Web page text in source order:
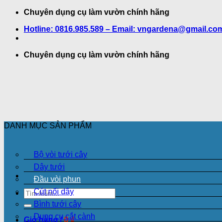
dung
Chuyên dụng cụ làm vườn chính hãng
Hotline: 0816.985.589 – Email:
Chuyên dụng cụ làm vườn chính hãng
Tìm
kiếm:
Giỏ hàng /0₫
DANH MỤC SẢN PHẨM
Bộ vòi tưới cây
Dây tưới
Đầu vòi phun
Cút nối dây
Bình tưới cây
Dụng cụ cắt cành